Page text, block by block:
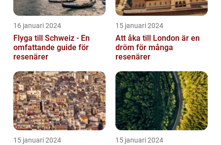
16 januari 2024
Flyga till Schweiz - En
omfattande guide för
resenärer
15 januari 2024
Att åka till London är en
dröm för många
resenärer
15 januari 2024 15 januari 2024